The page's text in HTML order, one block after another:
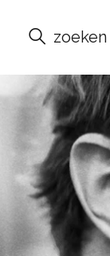
zoeken